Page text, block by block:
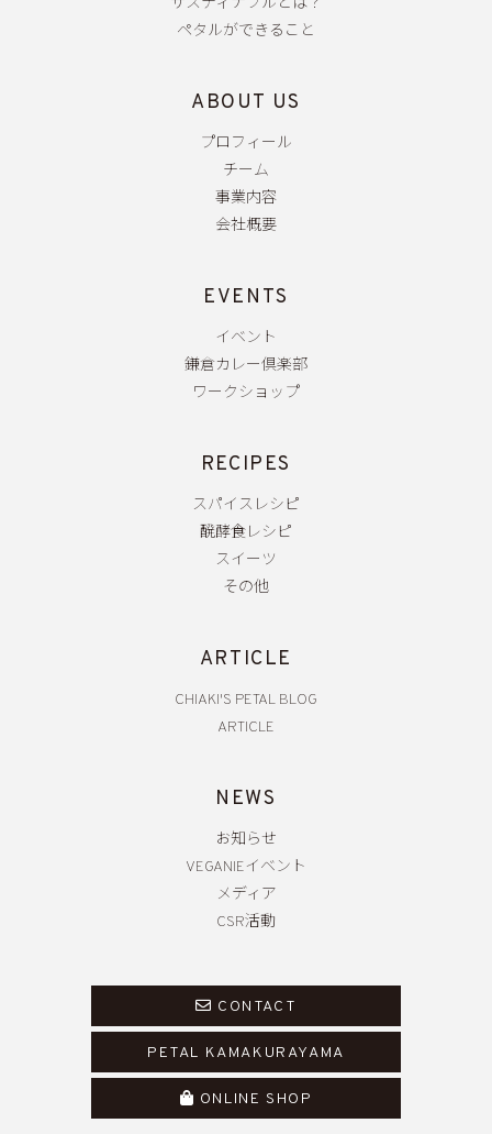
サスティナブルとは？
ペタルができること
ABOUT US
プロフィール
チーム
事業内容
会社概要
EVENTS
イベント
鎌倉カレー倶楽部
ワークショップ
RECIPES
スパイスレシピ
醗酵食レシピ
スイーツ
その他
ARTICLE
CHIAKI'S PETAL BLOG
ARTICLE
NEWS
お知らせ
VEGANIEイベント
メディア
CSR活動
CONTACT
PETAL KAMAKURAYAMA
ONLINE SHOP